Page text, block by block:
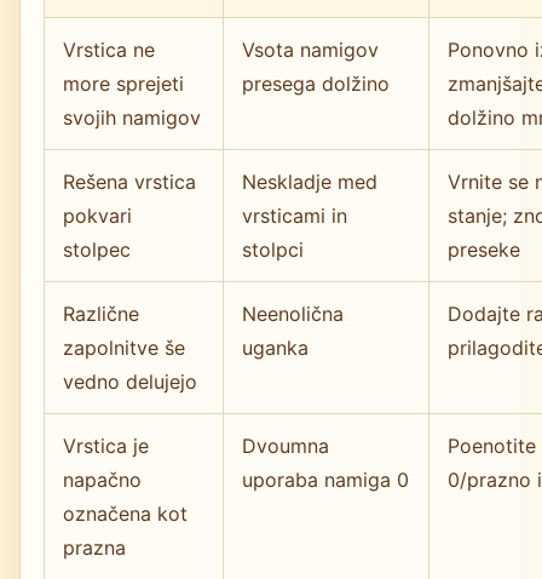
Vrstica ne
more sprejeti
svojih namigov
Vsota namigov
presega dolžino
Ponovno
dolžino
Rešena vrstica
pokvari
stolpec
Neskladje med
vrsticami in
stolpci
Vrnite se
stanje;
preseke
Različne
zapolnitve še
vedno delujejo
Neenolična
uganka
Dodajte
Vrstica je
napačno
označena kot
prazna
Dvoumna
uporaba namiga 0
0/prazno